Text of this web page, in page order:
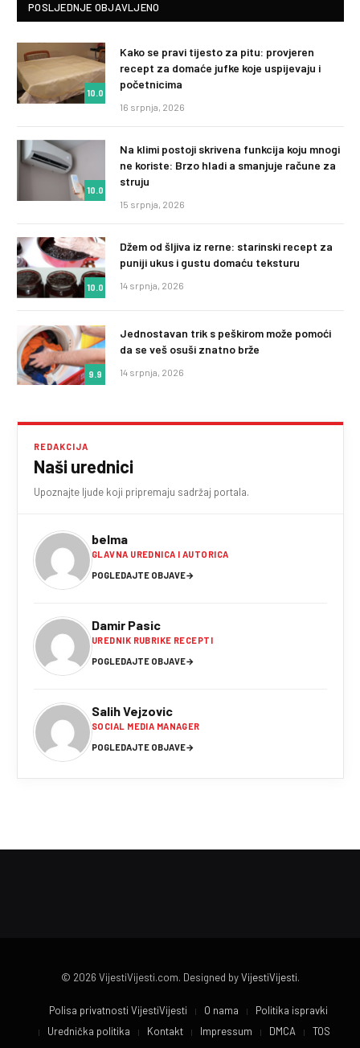
POSLJEDNJE OBJAVLJENO
10.0
Kako se pravi tijesto za pitu: provjeren
recept za domaće jufke koje uspijevaju i
početnicima
16 srpnja, 2026
10.0
Na klimi postoji skrivena funkcija koju mnogi
ne koriste: Brzo hladi a smanjuje račune za
struju
15 srpnja, 2026
10.0
Džem od šljiva iz rerne: starinski recept za
puniji ukus i gustu domaću teksturu
14 srpnja, 2026
9.9
Jednostavan trik s peškirom može pomoći
da se veš osuši znatno brže
14 srpnja, 2026
REDAKCIJA
Naši urednici
Upoznajte ljude koji pripremaju sadržaj portala.
belma
GLAVNA UREDNICA I AUTORICA
POGLEDAJTE OBJAVE→
Damir Pasic
UREDNIK RUBRIKE RECEPTI
POGLEDAJTE OBJAVE→
Salih Vejzovic
SOCIAL MEDIA MANAGER
POGLEDAJTE OBJAVE→
© 2026 VijestiVijesti.com. Designed byVijestiVijesti.
Polisa privatnosti VijestiVijesti O nama
Politika ispravki
Urednička politika
Kontakt Impressum DMCA TOS